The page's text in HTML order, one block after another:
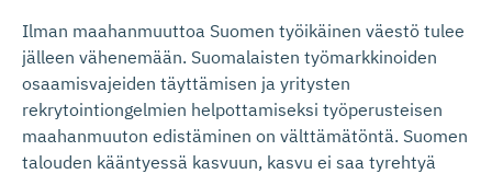
Ilman maahanmuuttoa Suomen työikäinen väestö tulee
jälleen vähenemään. Suomalaisten työmarkkinoiden
osaamisvajeiden täyttämisen ja yritysten
rekrytointiongelmien helpottamiseksi työperusteisen
maahanmuuton edistäminen on välttämätöntä. Suomen
talouden kääntyessä kasvuun, kasvu ei saa tyrehtyä